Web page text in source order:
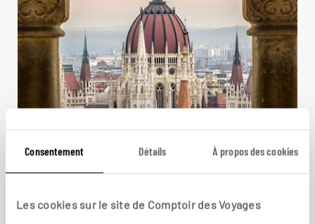
Consentement Détails À propos des cookies
Les cookies sur le site de Comptoir des Voyages
Une valse à trois temps...
Circuit en train en Europe centrale : Budapest,